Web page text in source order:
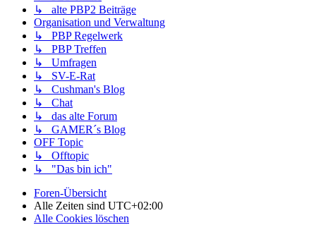
↳ alte PBP2 Beiträge
Organisation und Verwaltung
↳ PBP Regelwerk
↳ PBP Treffen
↳ Umfragen
↳ SV-E-Rat
↳ Cushman's Blog
↳ Chat
↳ das alte Forum
↳ GAMER´s Blog
OFF Topic
↳ Offtopic
↳ "Das bin ich"
Foren-Übersicht
Alle Zeiten sind UTC+02:00
Alle Cookies löschen